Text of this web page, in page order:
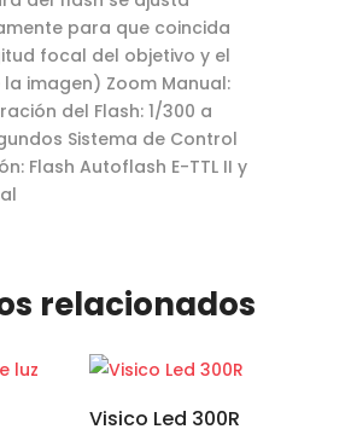
para que coincida
focal del objetivo y el
imagen) Zoom Manual:
del Flash: 1/300 a
Sistema de Control
Flash Autoflash E-TTL II y
relacionados
Visico Led 300R